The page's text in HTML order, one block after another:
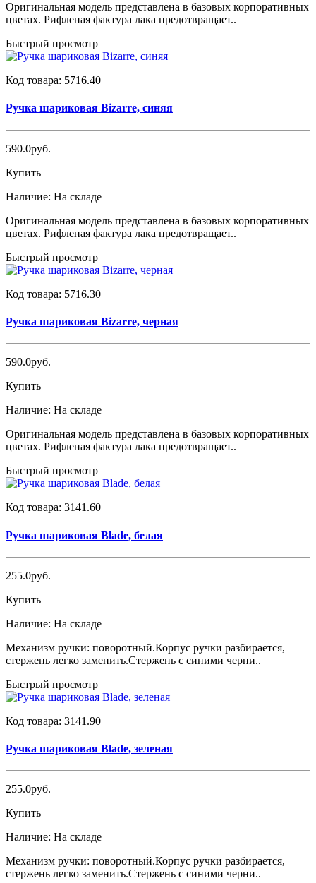
Оригинальная модель представлена в базовых корпоративных
цветах. Рифленая фактура лака предотвращает..
Быстрый просмотр
Код товара: 5716.40
Ручка шариковая Bizarre, синяя
590.0руб.
Купить
Наличие: На складе
Оригинальная модель представлена в базовых корпоративных
цветах. Рифленая фактура лака предотвращает..
Быстрый просмотр
Код товара: 5716.30
Ручка шариковая Bizarre, черная
590.0руб.
Купить
Наличие: На складе
Оригинальная модель представлена в базовых корпоративных
цветах. Рифленая фактура лака предотвращает..
Быстрый просмотр
Код товара: 3141.60
Ручка шариковая Blade, белая
255.0руб.
Купить
Наличие: На складе
Механизм ручки: поворотный.Корпус ручки разбирается,
стержень легко заменить.Стержень с синими черни..
Быстрый просмотр
Код товара: 3141.90
Ручка шариковая Blade, зеленая
255.0руб.
Купить
Наличие: На складе
Механизм ручки: поворотный.Корпус ручки разбирается,
стержень легко заменить.Стержень с синими черни..